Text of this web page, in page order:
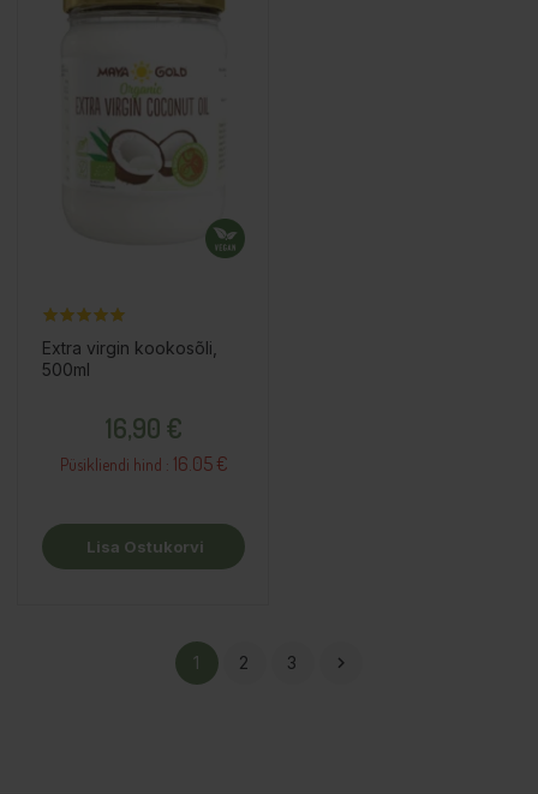
Extra virgin kookosõli,
500ml
16,90 €
Püsikliendi hind : 16.05 €
Lisa Ostukorvi
1 2 3 